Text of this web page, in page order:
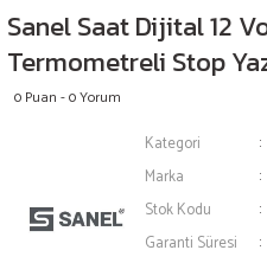
Sanel Saat Dijital 12
Termometreli Stop
0 Puan - 0 Yorum
Kategori
Marka
Stok Kodu
Garanti Süresi